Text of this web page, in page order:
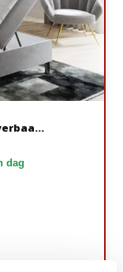
dag